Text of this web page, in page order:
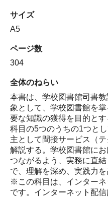
サイズ
A5
ページ数
304
全体のねらい
本書は、学校図書館司書
象として、学校図書館を
要な知識の獲得を目的と
科目の5つのうちの1つと
主として間接サービス（
解説する。学校図書館に
つながるよう、実務に直
で、理解を深め、実践力
※この科目は、インターネ
です。インターネット配